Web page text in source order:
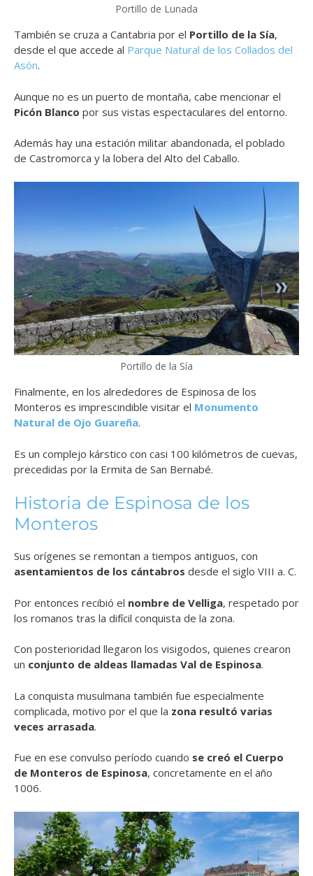
Portillo de Lunada
También se cruza a Cantabria por el Portillo de la Sía,
desde el que accede al Parque Natural de los Collados del
Asón.
Aunque no es un puerto de montaña, cabe mencionar el
Picón Blanco por sus vistas espectaculares del entorno.
Además hay una estación militar abandonada, el poblado
de Castromorca y la lobera del Alto del Caballo.
Portillo de la Sía
Finalmente, en los alrededores de Espinosa de los
Monteros es imprescindible visitar el Monumento
Natural de Ojo Guareña.
Es un complejo kárstico con casi 100 kilómetros de cuevas,
precedidas por la Ermita de San Bernabé.
Historia de Espinosa de los
Monteros
Sus orígenes se remontan a tiempos antiguos, con
asentamientos de los cántabros desde el siglo VIII a. C.
Por entonces recibió el nombre de Velliga, respetado por
los romanos tras la difícil conquista de la zona.
Con posterioridad llegaron los visigodos, quienes crearon
un conjunto de aldeas llamadas Val de Espinosa.
La conquista musulmana también fue especialmente
complicada, motivo por el que la zona resultó varias
veces arrasada.
Fue en ese convulso período cuando se creó el Cuerpo
de Monteros de Espinosa, concretamente en el año
1006.